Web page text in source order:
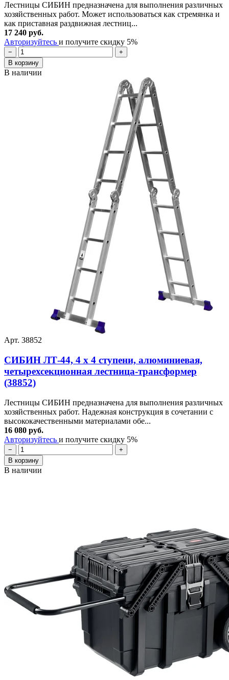
Лестницы СИБИН предназначена для выполнения различных
хозяйственных работ. Может использоваться как стремянка и
как приставная раздвижная лестниц...
17 240 руб.
Авторизуйтесь и получите скидку 5%
−
+
В корзину
В наличии
Арт. 38852
СИБИН ЛТ-44, 4 x 4 ступени, алюминиевая,
четырехсекционная лестница-трансформер
(38852)
Лестницы СИБИН предназначена для выполнения различных
хозяйственных работ. Надежная конструкция в сочетании с
высококачественными материалами обе...
16 080 руб.
Авторизуйтесь и получите скидку 5%
−
+
В корзину
В наличии